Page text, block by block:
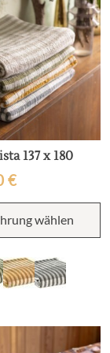
137 x 180
€
wählen